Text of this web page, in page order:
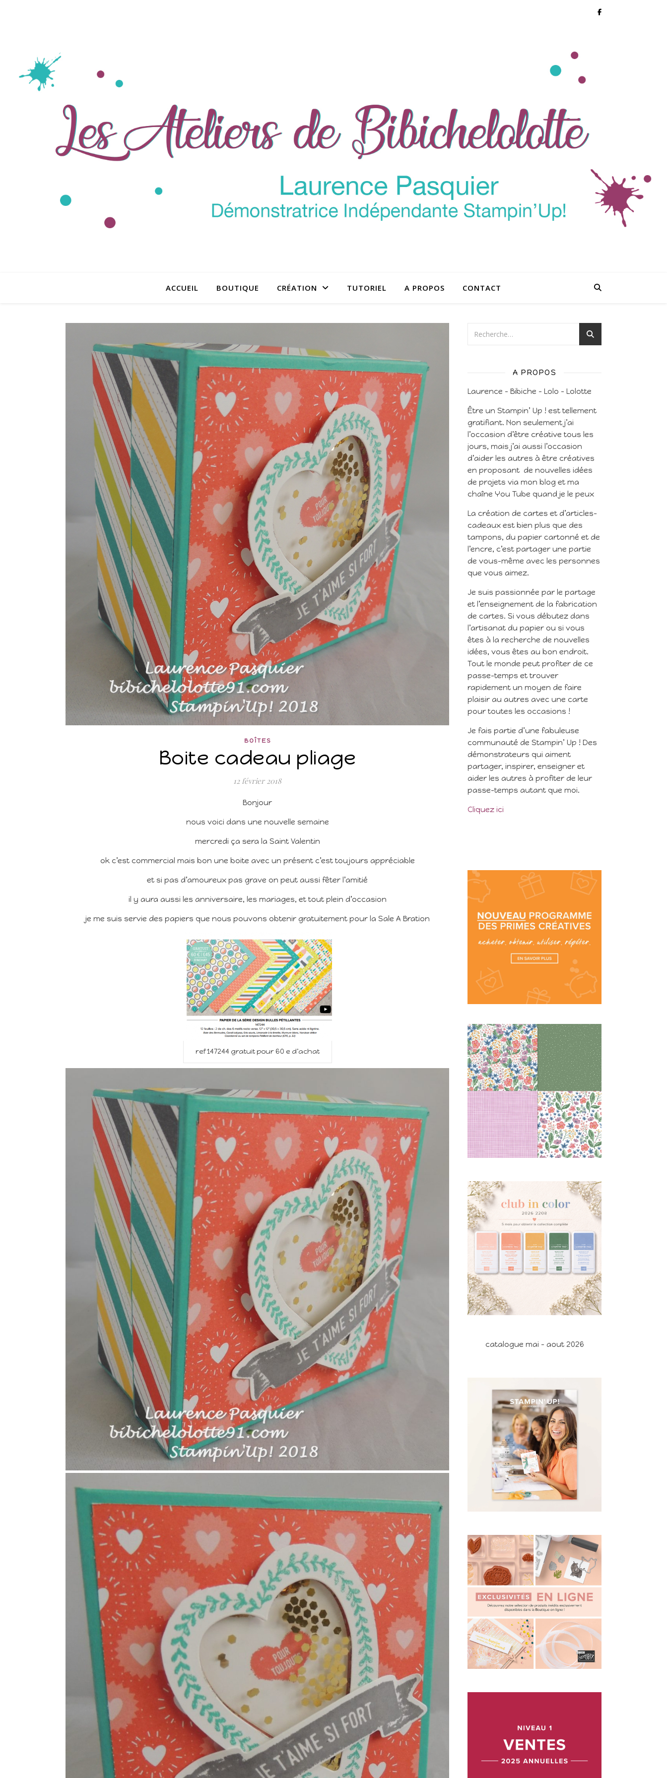
ACCUEIL BOUTIQUE CRÉATION TUTORIEL A PROPOS CONTACT
BOÎTES
Boite cadeau pliage
12 février 2018
Bonjour
nous voici dans une nouvelle semaine
mercredi ça sera la Saint Valentin
ok c’est commercial mais bon une boite avec un présent c’est toujours appréciable
et si pas d’amoureux pas grave on peut aussi fêter l’amitié
il y aura aussi les anniversaire, les mariages, et tout plein d’occasion
je me suis servie des papiers que nous pouvons obtenir gratuitement pour la Sale A Bration
ref 147244 gratuit pour 60 e d’achat
A PROPOS
Laurence – Bibiche – Lolo – Lolotte
Être un Stampin’ Up ! est tellement
gratifiant. Non seulement j’ai
l’occasion d’être créative tous les
jours, mais j’ai aussi l’occasion
d’aider les autres à être créatives
en proposant de nouvelles idées
de projets via mon blog et ma
chaîne You Tube quand je le peux
La création de cartes et d’articles-
cadeaux est bien plus que des
tampons, du papier cartonné et de
l’encre, c’est partager une partie
de vous-même avec les personnes
que vous aimez.
Je suis passionnée par le partage
et l’enseignement de la fabrication
de cartes. Si vous débutez dans
l’artisanat du papier ou si vous
êtes à la recherche de nouvelles
idées, vous êtes au bon endroit.
Tout le monde peut profiter de ce
passe-temps et trouver
rapidement un moyen de faire
plaisir au autres avec une carte
pour toutes les occasions !
Je fais partie d’une fabuleuse
communauté de Stampin’ Up ! Des
démonstrateurs qui aiment
partager, inspirer, enseigner et
aider les autres à profiter de leur
passe-temps autant que moi.
Cliquez ici
catalogue mai - aout 2026